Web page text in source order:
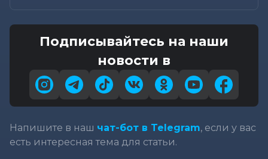
Подписывайтесь на наши
новости в
Напишите в наш чат-бот в Telegram, если у вас
есть интересная тема для статьи.